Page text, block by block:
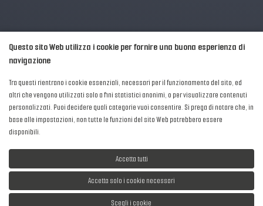
2016-2026 © AIPFM - Festa della Musica Italia Tutti i Diritti Riservati.
Privacy Policy
| Cookies
Questo sito Web utilizza i cookie per fornire una buona esperienza di
navigazione
Tra questi rientrano i cookie essenziali, necessari per il funzionamento del sito, ed
altri che vengono utilizzati solo a fini statistici anonimi, o per visualizzare contenuti
personalizzati. Puoi decidere quali categorie vuoi consentire. Si prega di notare che, in
base alle impostazioni, non tutte le funzioni del sito Web potrebbero essere
disponibili.
Accetta tutti
Accetta solo i cookie necessari
Scegli i cookie